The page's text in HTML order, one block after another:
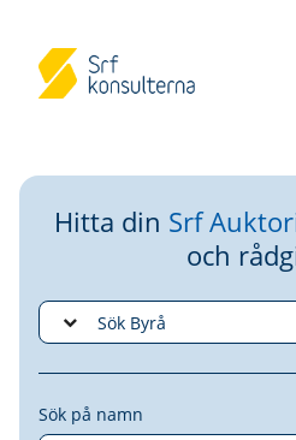
Hitta din Srf
och
Sök på namn